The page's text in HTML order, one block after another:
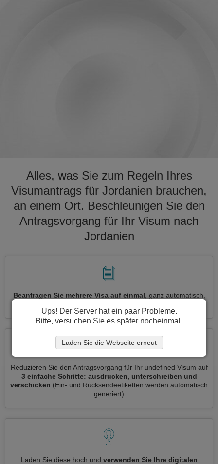
Alles, was Sie zum Regeln Ihres
Visumantrags für Jordanien brauchen,
an einem Ort. Beschleunigen Sie den
Antragsvorgang für Ihr Visum nach
Jordanien
Beantragen Sie mehrere Visa auf einmal , ganz automatisch,
Reduzieren Sie den Antragsvorgang für Ihr undefined Visum auf
3 einfache Schritte: ausdrucken, unterschreiben und
verschicken (Ein- und Rücksendeetiketten werden automatisch
generiert)
Laden Sie diese hoch und verwenden Sie Ihre digitalen
Ups! Der Server hat ein paar Probleme.
Bitte, versuchen Sie es später nocheinmal.
Laden Sie die Webseite erneut